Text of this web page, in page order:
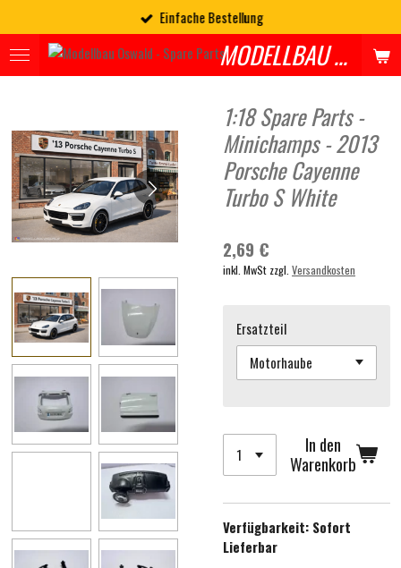
Hauptinhalt
springen
MODELLBAU OSWALD - SPARES
Einfache Bestellung
1:18 Spare Parts -
Minichamps - 2013
Porsche Cayenne
Turbo S White
2,69 €
inkl. MwSt zzgl. Versandkosten
Ersatzteil
In den
Warenkorb
Verfügbarkeit: Sofort
Lieferbar